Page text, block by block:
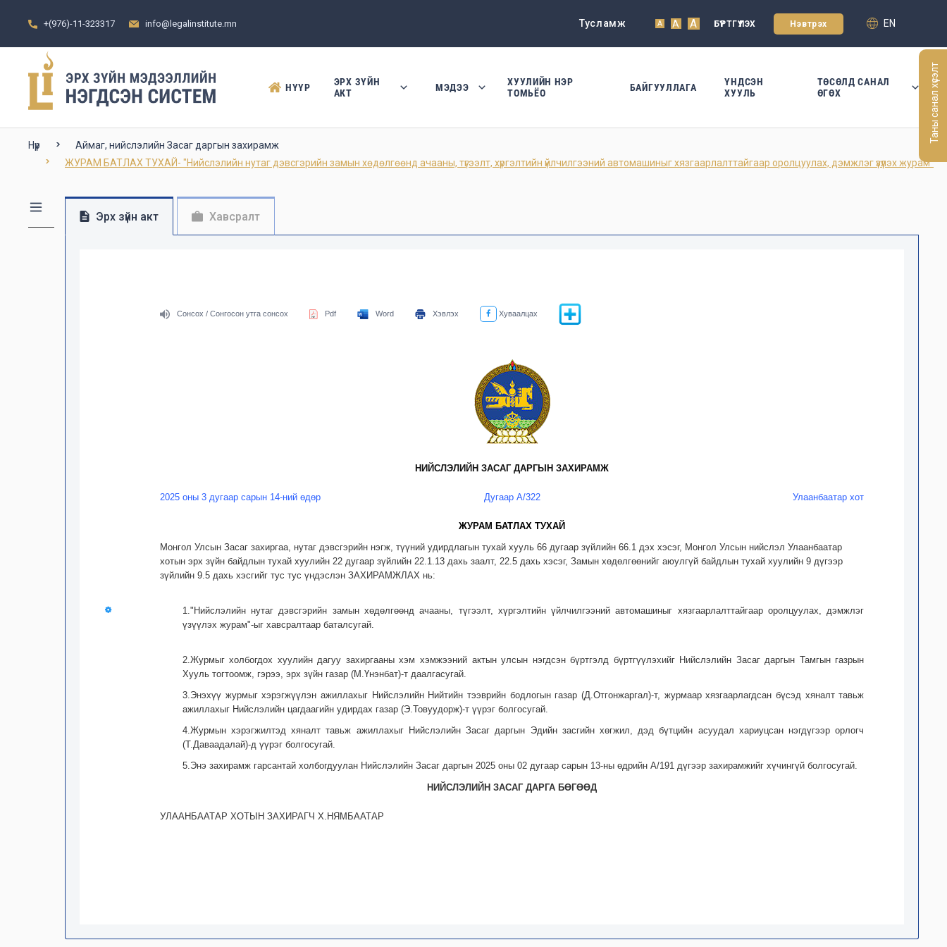
+(976)-11-323317 info@legalinstitute.mn Тусламж A A A БҮРТГҮҮЛЭХ Нэвтрэх EN
НҮҮР
ЭРХ ЗҮЙН
АКТ
МЭДЭЭ
ХУУЛИЙН НЭР
ТОМЬЁО
БАЙГУУЛЛАГА
ҮНДСЭН
ХУУЛЬ
ТӨСӨЛД САНАЛ
ӨГӨХ
Нүүр
Аймаг, нийслэлийн Засаг даргын захирамж
ЖУРАМ БАТЛАХ ТУХАЙ- "Нийслэлийн нутаг дэвсгэрийн замын хөдөлгөөнд ачааны, түгээлт, хүргэлтийн үйлчилгээний автомашиныг хязгаарлалттайгаар оролцуулах, дэмжлэг үзүүлэх журам"
Эрх зүйн акт Хавсралт
Сонсох / Сонгосон утга сонсох Pdf Word Хэвлэх Хуваалцах
НИЙСЛЭЛИЙН ЗАСАГ ДАРГЫН ЗАХИРАМЖ
2025 оны 3 дугаар сарын 14-ний өдөр Дугаар А/322 Улаанбаатар хот
ЖУРАМ БАТЛАХ ТУХАЙ
Монгол Улсын Засаг захиргаа, нутаг дэвсгэрийн нэгж, түүний удирдлагын тухай хууль 66 дугаар зүйлийн 66.1 дэх хэсэг, Монгол Улсын нийслэл Улаанбаатар
хотын эрх зүйн байдлын тухай хуулийн 22 дугаар зүйлийн 22.1.13 дахь заалт, 22.5 дахь хэсэг, Замын хөдөлгөөнийг аюулгүй байдлын тухай хуулийн 9 дүгээр
зүйлийн 9.5 дахь хэсгийг тус тус үндэслэн ЗАХИРАМЖЛАХ нь:
1."Нийслэлийн нутаг дэвсгэрийн замын хөдөлгөөнд ачааны, түгээлт, хүргэлтийн үйлчилгээний автомашиныг хязгаарлалттайгаар оролцуулах, дэмжлэг
үзүүлэх журам"-ыг хавсралтаар баталсугай.
2.Журмыг холбогдох хуулийн дагуу захиргааны хэм хэмжээний актын улсын нэгдсэн бүртгэлд бүртгүүлэхийг Нийслэлийн Засаг даргын Тамгын газрын
Хууль тогтоомж, гэрээ, эрх зүйн газар (М.Үнэнбат)-т даалгасугай.
3.Энэхүү журмыг хэрэгжүүлэн ажиллахыг Нийслэлийн Нийтийн тээврийн бодлогын газар (Д.Отгонжаргал)-т, журмаар хязгаарлагдсан бүсэд хяналт тавьж
ажиллахыг Нийслэлийн цагдаагийн удирдах газар (Э.Товуудорж)-т үүрэг болгосугай.
4.Журмын хэрэгжилтэд хяналт тавьж ажиллахыг Нийслэлийн Засаг даргын Эдийн засгийн хөгжил, дэд бүтцийн асуудал хариуцсан нэгдүгээр орлогч
(Т.Даваадалай)-д үүрэг болгосугай.
5.Энэ захирамж гарсантай холбогдуулан Нийслэлийн Засаг даргын 2025 оны 02 дугаар сарын 13-ны өдрийн А/191 дүгээр захирамжийг хүчингүй болгосугай.
НИЙСЛЭЛИЙН ЗАСАГ ДАРГА БӨГӨӨД
УЛААНБААТАР ХОТЫН ЗАХИРАГЧ Х.НЯМБААТАР
Таны санал хүсэлт